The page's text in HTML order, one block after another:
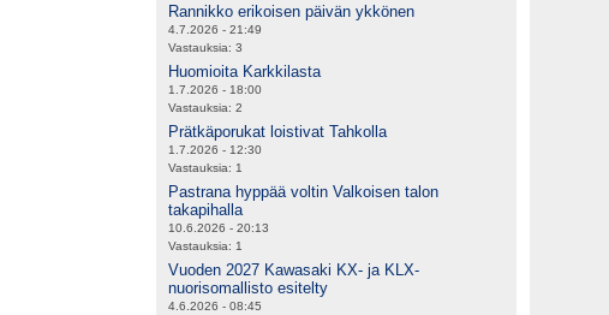
Rannikko erikoisen päivän ykkönen
4.7.2026 - 21:49
Vastauksia: 3
Huomioita Karkkilasta
1.7.2026 - 18:00
Vastauksia: 2
Prätkäporukat loistivat Tahkolla
1.7.2026 - 12:30
Vastauksia: 1
Pastrana hyppää voltin Valkoisen talon
takapihalla
10.6.2026 - 20:13
Vastauksia: 1
Vuoden 2027 Kawasaki KX- ja KLX-
nuorisomallisto esitelty
4.6.2026 - 08:45